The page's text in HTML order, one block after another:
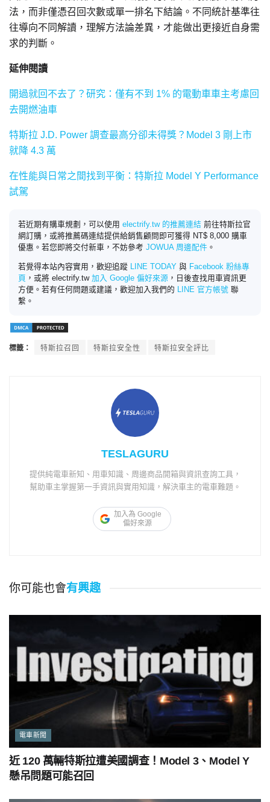
法，而非僅憑召回次數或單一排名下結論。不同統計基準往
往導向不同解讀，理解方法論差異，才能做出更接近自身需
求的判斷。
延伸閱讀
開過就回不去了？研究：僅有不到 1% 的電動車車主考慮回
去開燃油車
特斯拉 J.D. Power 調查最高分卻未得獎？Model 3 剛上市
就降 4.3 萬
在性能與日常之間找到平衡：特斯拉 Model Y Performance
試駕
若近期有購車規劃，可以使用 electrify.tw 的推薦連結 前往特斯拉官
網訂購，或將推薦碼連結提供給銷售顧問即可獲得 NT$ 8,000 購車
優惠。若您即將交付新車，不妨參考 JOWUA 周邊配件 。
若覺得本站內容實用，歡迎追蹤 LINE TODAY 與 Facebook 粉絲專
頁 ，或將 electrify.tw 加入 Google 偏好來源 ，日後查找用車資訊更
方便。若有任何問題或建議，歡迎加入我們的
LINE 官方帳號 聯
繫。
標籤： 特斯拉召回 特斯拉安全性 特斯拉安全評比
TESLAGURU
提供純電車新知、用車知識、周邊商品開箱與資訊查詢工具，
幫助車主掌握第一手資訊與實用知識，解決車主的電車難題。
加入為 Google
偏好來源
你可能也會有興趣
電車新聞
近 120 萬輛特斯拉遭美國調查！Model 3、Model Y
懸吊問題可能召回